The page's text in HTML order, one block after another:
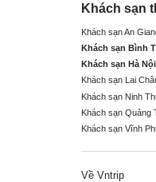
Khách sạn
Khách sạn An
Khách sạn Bình
Khách sạn Hà Nội
Khách sạn Lai
Khách sạn Ninh
Khách sạn Quảng
Khách sạn Vĩnh
Về Vntrip